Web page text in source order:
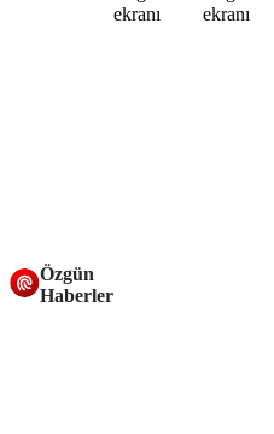
Özgün
Haberler